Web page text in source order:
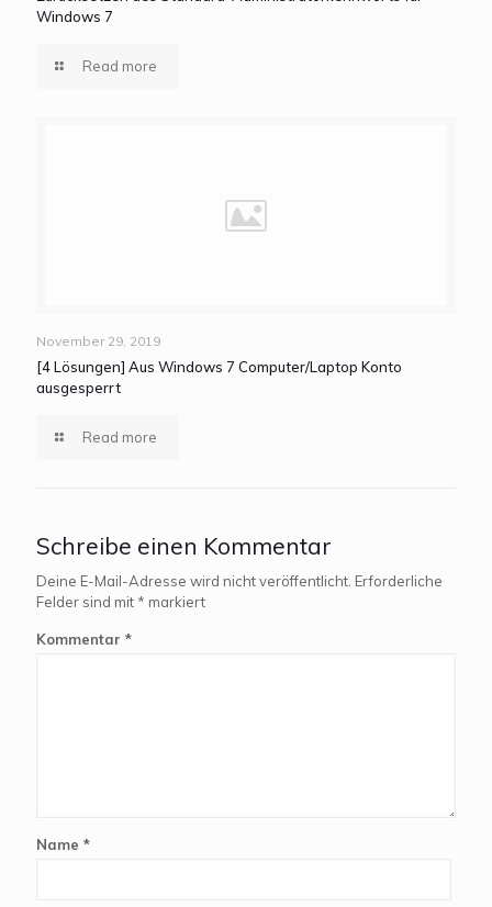
Windows 7
Read more
November 29, 2019
[4 Lösungen] Aus Windows 7 Computer/Laptop Konto
ausgesperrt
Read more
Schreibe einen Kommentar
Deine E-Mail-Adresse wird nicht veröffentlicht. Erforderliche
Felder sind mit * markiert
Kommentar *
Name *